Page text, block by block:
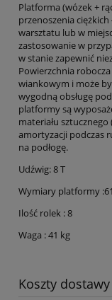
Platforma (wózek +
przenoszenia
warsztatu lub w
zastosowanie w
w stanie zapewnić
Powierzchnia
wiankowym i może
wygodną obsługę
platformy są
materiału
amortyzacji podczas
na podłogę.
Udźwig: 8 T
Wymiary platformy
Ilość rolek : 8
Waga : 41 kg
Koszty dostawy
Cena nie zawiera